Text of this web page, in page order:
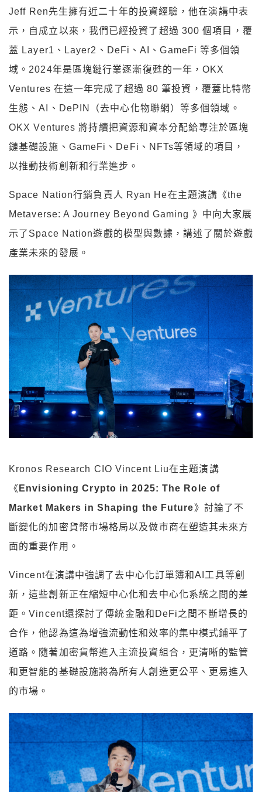
Jeff Ren先生擁有近二十年的投資經驗，他在演講中表
示，自成立以來，我們已經投資了超過 300 個項目，覆
蓋 Layer1、Layer2、DeFi、AI、GameFi 等多個領
域。2024年是區塊鏈行業逐漸復甦的一年，OKX
Ventures 在這一年完成了超過 80 筆投資，覆蓋比特幣
生態、AI、DePIN（去中心化物聯網）等多個領域。
OKX Ventures 將持續把資源和資本分配給專注於區塊
鏈基礎設施、GameFi、DeFi、NFTs等領域的項目，
以推動技術創新和行業進步。
Space Nation行銷負責人 Ryan He在主題演講《the
Metaverse: A Journey Beyond Gaming 》中向大家展
示了Space Nation遊戲的模型與數據，講述了關於遊戲
產業未來的發展。
Kronos Research CIO Vincent Liu在主題演講
《 Envisioning Crypto in 2025: The Role of
Market Makers in Shaping the Future》討論了不
斷變化的加密貨幣市場格局以及做市商在塑造其未來方
面的重要作用。
Vincent在演講中強調了去中心化訂單簿和AI工具等創
新，這些創新正在縮短中心化和去中心化系統之間的差
距。Vincent還探討了傳統金融和DeFi之間不斷增長的
合作，他認為這為增強流動性和效率的集中模式鋪平了
道路。隨著加密貨幣進入主流投資組合，更清晰的監管
和更智能的基礎設施將為所有人創造更公平、更易進入
的市場。